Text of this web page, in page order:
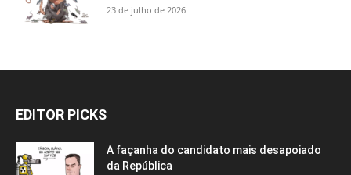
23 de julho de 2026
EDITOR PICKS
A façanha do candidato mais desapoiado
da República